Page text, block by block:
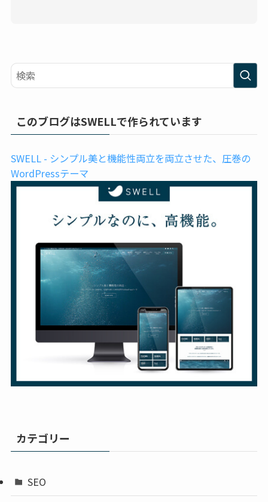
このブログはSWELLで作られています
SWELL - シンプル美と機能性両立を両立させた、圧巻の
WordPressテーマ
カテゴリー
SEO